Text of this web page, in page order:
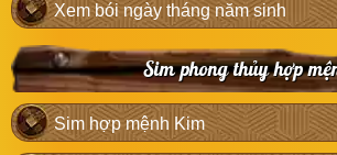
Xem bói ngày tháng năm sinh
Sim phong thủy hợp
Sim hợp mệnh Kim